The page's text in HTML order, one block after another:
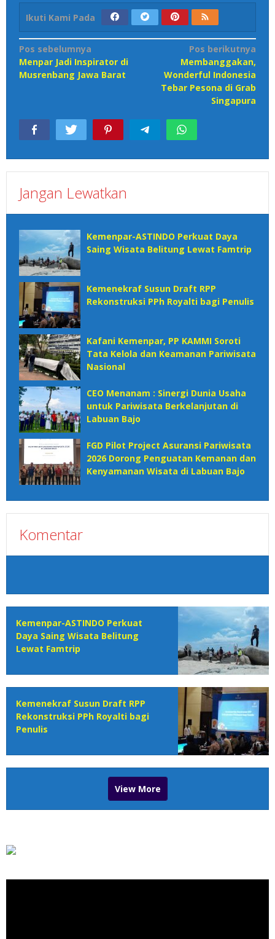
Ikuti Kami Pada
Navigasi
pos
Pos sebelumnya
Menpar Jadi Inspirator di
Musrenbang Jawa Barat
Pos berikutnya
Membanggakan,
Wonderful Indonesia
Tebar Pesona di Grab
Singapura
Jangan Lewatkan
Kemenpar-ASTINDO Perkuat Daya
Saing Wisata Belitung Lewat Famtrip
Kemenekraf Susun Draft RPP
Rekonstruksi PPh Royalti bagi Penulis
Kafani Kemenpar, PP KAMMI Soroti
Tata Kelola dan Keamanan Pariwisata
Nasional‎
CEO Menanam : Sinergi Dunia Usaha
untuk Pariwisata Berkelanjutan di
Labuan Bajo
FGD Pilot Project Asuransi Pariwisata
2026 Dorong Penguatan Kemanan dan
Kenyamanan Wisata di Labuan Bajo
Komentar
Kemenpar-ASTINDO Perkuat
Daya Saing Wisata Belitung
Lewat Famtrip
Kemenekraf Susun Draft RPP
Rekonstruksi PPh Royalti bagi
Penulis
View More